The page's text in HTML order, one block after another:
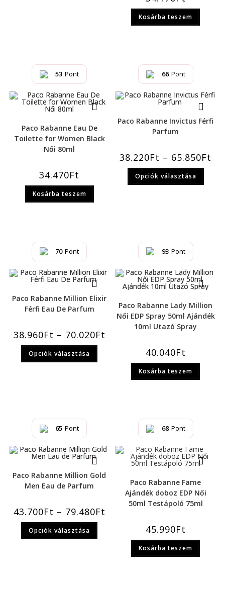
Kosárba teszem
53 Pont
Paco Rabanne Eau De
Toilette for Women Black
Női 80ml
34.470Ft
Kosárba teszem
66 Pont
Paco Rabanne Invictus Férfi
Parfum
38.220Ft – 65.850Ft
Opciók választása
70 Pont
Paco Rabanne Million Elixir
Férfi Eau De Parfum
38.960Ft – 70.020Ft
Opciók választása
93 Pont
Paco Rabanne Lady Million
Női EDP Spray 50ml Ajándék
10ml Utazó Spray
40.040Ft
Kosárba teszem
65 Pont
Paco Rabanne Million Gold
Men Eau de Parfum
43.700Ft – 79.480Ft
Opciók választása
68 Pont
Paco Rabanne Fame
Ajándék doboz EDP Női
50ml Testápoló 75ml
45.990Ft
Kosárba teszem